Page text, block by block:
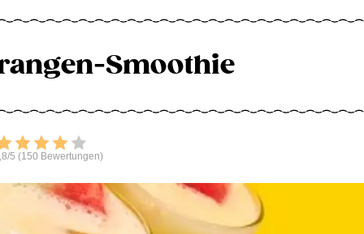
Smoothie
Bewerten
5 (150 Bewertungen)